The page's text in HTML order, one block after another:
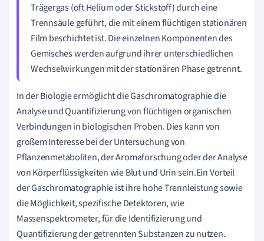
Trägergas (oft Helium oder Stickstoff) durch eine
Trennsäule geführt, die mit einem flüchtigen stationären
Film beschichtet ist. Die einzelnen Komponenten des
Gemisches werden aufgrund ihrer unterschiedlichen
Wechselwirkungen mit der stationären Phase getrennt.
In der Biologie ermöglicht die Gaschromatographie die
Analyse und Quantifizierung von flüchtigen organischen
Verbindungen in biologischen Proben. Dies kann von
großem Interesse bei der Untersuchung von
Pflanzenmetaboliten, der Aromaforschung oder der Analyse
von Körperflüssigkeiten wie Blut und Urin sein.Ein Vorteil
der Gaschromatographie ist ihre hohe Trennleistung sowie
die Möglichkeit, spezifische Detektoren, wie
Massenspektrometer, für die Identifizierung und
Quantifizierung der getrennten Substanzen zu nutzen.